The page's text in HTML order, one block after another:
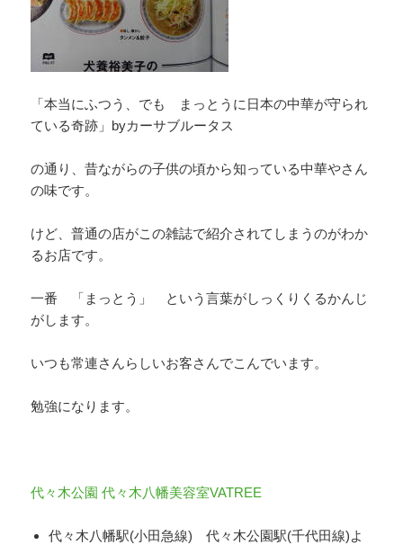
「本当にふつう、でも まっとうに日本の中華が守られ
ている奇跡」byカーサブルータス
の通り、昔ながらの子供の頃から知っている中華やさん
の味です。
けど、普通の店がこの雑誌で紹介されてしまうのがわか
るお店です。
一番 「まっとう」 という言葉がしっくりくるかんじ
がします。
いつも常連さんらしいお客さんでこんでいます。
勉強になります。
代々木公園 代々木八幡美容室VATREE
代々木八幡駅(小田急線) 代々木公園駅(千代田線)よ